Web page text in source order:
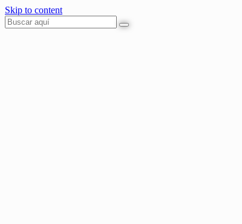
Skip to content